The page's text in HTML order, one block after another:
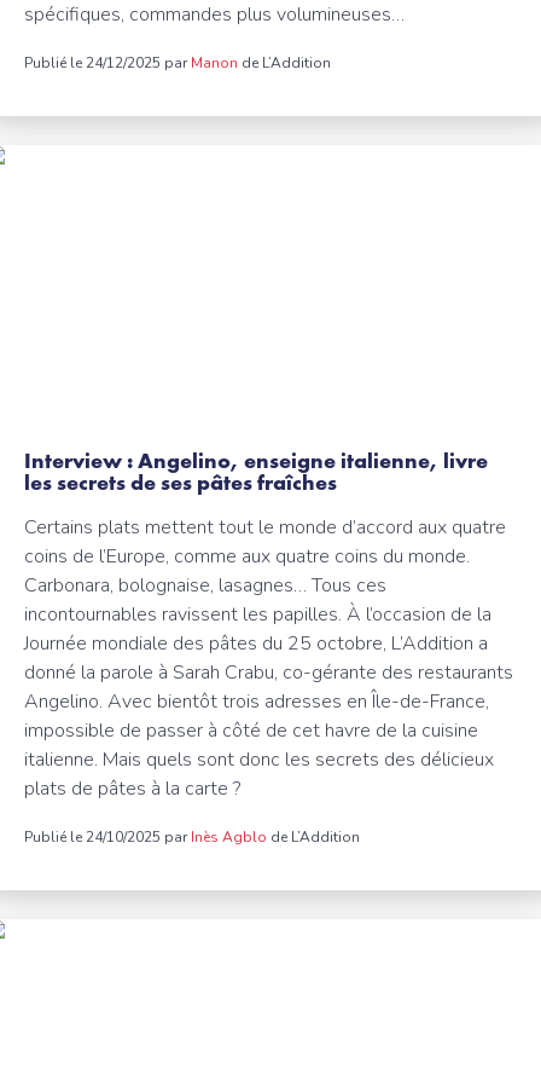
spécifiques, commandes plus volumineuses…
Publié le 24/12/2025 parManon de L’Addition
Interview : Angelino, enseigne italienne, livre
les secrets de ses pâtes fraîches
Certains plats mettent tout le monde d’accord aux quatre
coins de l’Europe, comme aux quatre coins du monde.
Carbonara, bolognaise, lasagnes… Tous ces
incontournables ravissent les papilles. À l’occasion de la
Journée mondiale des pâtes du 25 octobre, L’Addition a
donné la parole à Sarah Crabu, co-gérante des restaurants
Angelino. Avec bientôt trois adresses en Île-de-France,
impossible de passer à côté de cet havre de la cuisine
italienne. Mais quels sont donc les secrets des délicieux
plats de pâtes à la carte ?
Publié le 24/10/2025 parInès Agblo de L’Addition